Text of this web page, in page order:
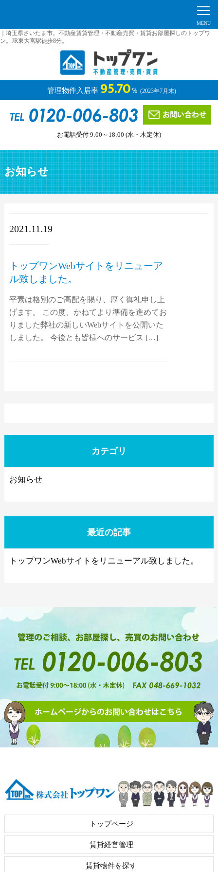
｜埼玉県さいたま市。不動産賃貸管理・不動産売買・賃貸お部屋探しのトップワ
ン。JR東大宮駅徒歩8分。
管理物件入居率 95.70 ％ (2023年7月末)
お電話受付 9:00～18:00 (水・木定休)
お知らせ
2021.11.19
トップワンWebサイトをリニューア
ル致しました。
平素は格別のご高配を賜り、厚く御礼申し上
げます。 この度、かねてより準備を進めてお
りました弊社の新しいWebサイトを公開いた
しました。 今後とも皆様へのサービス […]
カテゴリ
お知らせ
最近の記事
トップワンWebサイトをリニューアル致しました。
トップページ
賃貸経営管理
賃貸物件を探す